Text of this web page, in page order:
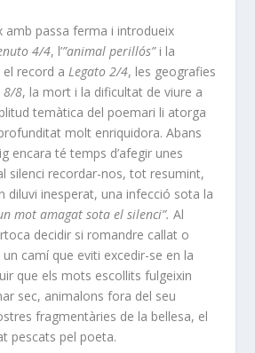
amb passa ferma i introdueix
4/4, l’”animal perillós”i la
el record aLegato 2/4, les geografies
8/8, la mort i la dificultat de viure a
temàtica del poemari li atorga
molt enriquidora. Abans
encara té temps d’afegir unes
silenci recordar-nos, tot resumint,
diluvi inesperat, una infecció sota la
mot amagat sota el silenci”. Al
decidir si romandre callat o
camí que eviti excedir-se en la
que els mots escollits fulgeixin
sec, animalons fora del seu
fragmentàries de la bellesa, el
pescats pel poeta.